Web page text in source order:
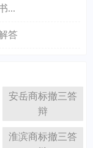
...
答
安岳商标撤三答
辩
淮滨商标撤三答